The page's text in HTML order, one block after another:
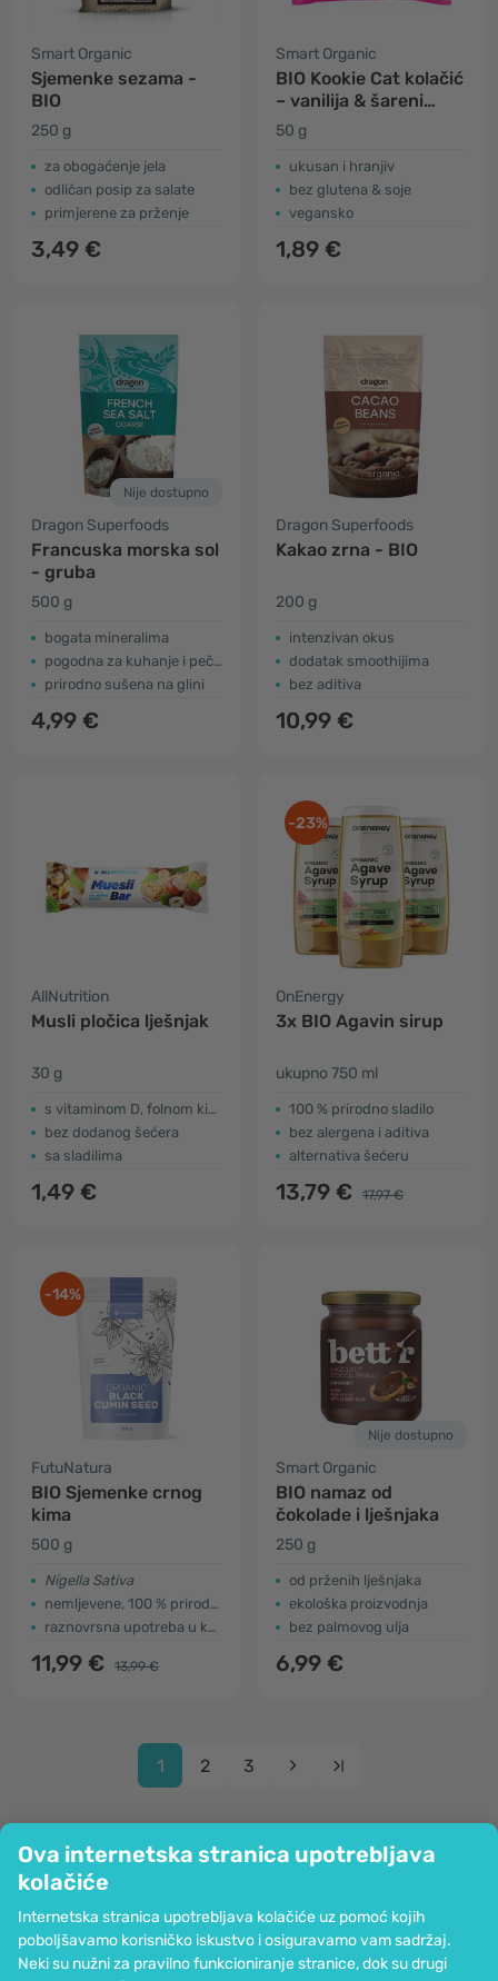
Ova internetska stranica upotrebljava
kolačiće
Internetska stranica upotrebljava kolačiće uz pomoć kojih
poboljšavamo korisničko iskustvo i osiguravamo vam sadržaj.
Neki su nužni za pravilno funkcioniranje stranice, dok su drugi
Smart Organic
Sjemenke sezama -
BIO
250 g
za obogaćenje jela
odličan posip za salate
primjerene za prženje
3,49 €
Smart Organic
BIO Kookie Cat kolačić
– vanilija & šareni
bomboni
50 g
ukusan i hranjiv
bez glutena & soje
vegansko
1,89 €
Nije dostupno
Dragon Superfoods
Francuska morska sol
- gruba
500 g
bogata mineralima
pogodna za kuhanje i pečenje
prirodno sušena na glini
4,99 €
Dragon Superfoods
Kakao zrna - BIO
200 g
intenzivan okus
dodatak smoothijima
bez aditiva
10,99 €
AllNutrition
Musli pločica lješnjak
30 g
s vitaminom D, folnom kiselinom i željezom
bez dodanog šećera
sa sladilima
1,49 €
-23%
OnEnergy
3x BIO Agavin sirup
ukupno 750 ml
100 % prirodno sladilo
bez alergena i aditiva
alternativa šećeru
13,79 € 17,97 €
-14%
FutuNatura
BIO Sjemenke crnog
kima
500 g
Nigella Sativa
nemljevene, 100 % prirodne
raznovrsna upotreba u kuhinji
11,99 € 13,99 €
Nije dostupno
Smart Organic
BIO namaz od
čokolade i lješnjaka
250 g
od prženih lješnjaka
ekološka proizvodnja
bez palmovog ulja
6,99 €
1 2 3
Informacije
Pridružite nam se